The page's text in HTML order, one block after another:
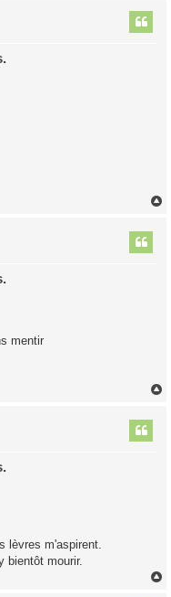
mentir
lèvres m'aspirent.
bientôt mourir.